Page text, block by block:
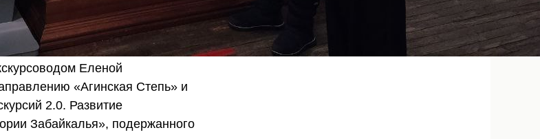
Еленой
«Агинская Степь» и
2.0. Развитие
Забайкалья», подержанного